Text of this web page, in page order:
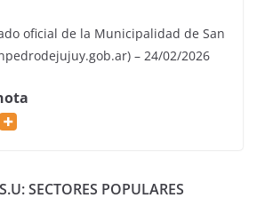
oficial de la Municipalidad de San
– 24/02/2026
SECTORES POPULARES